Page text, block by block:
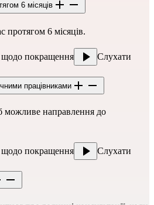
6 місяців
протягом 6 місяців.
покращення Слухати
працівниками
можливе направлення до
покращення Слухати